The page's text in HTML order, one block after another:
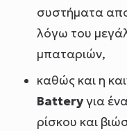
συστήματα
λόγω του
μπαταριών,
καθώς και η
Batteryγια
ρίσκου και